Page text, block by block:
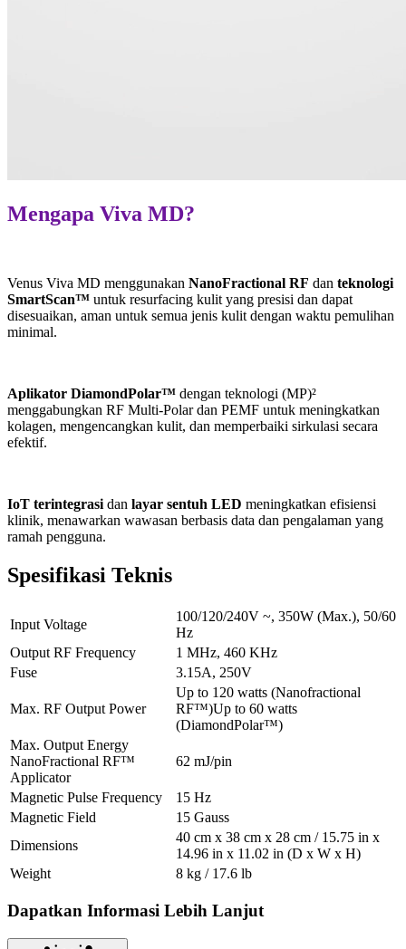
Mengapa Viva MD?
Venus Viva MD menggunakan NanoFractional RF dan teknologi
SmartScan™ untuk resurfacing kulit yang presisi dan dapat
disesuaikan, aman untuk semua jenis kulit dengan waktu pemulihan
minimal.
Aplikator DiamondPolar™ dengan teknologi (MP)²
menggabungkan RF Multi-Polar dan PEMF untuk meningkatkan
kolagen, mengencangkan kulit, dan memperbaiki sirkulasi secara
efektif.
IoT terintegrasi dan layar sentuh LED meningkatkan efisiensi
klinik, menawarkan wawasan berbasis data dan pengalaman yang
ramah pengguna.
Spesifikasi Teknis
Input Voltage
100/120/240V ~, 350W (Max.), 50/60
Hz
Output RF Frequency
1 MHz, 460 KHz
Fuse
3.15A, 250V
Max. RF Output Power
Up to 120 watts (Nanofractional
RF™)Up to 60 watts
(DiamondPolar™)
Max. Output Energy
NanoFractional RF™
Applicator
62 mJ/pin
Magnetic Pulse Frequency
15 Hz
Magnetic Field
15 Gauss
Dimensions
40 cm x 38 cm x 28 cm / 15.75 in x
14.96 in x 11.02 in (D x W x H)
Weight
8 kg / 17.6 lb
Dapatkan Informasi Lebih Lanjut